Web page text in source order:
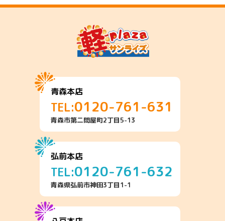
青森本店
TEL:0120-761-631
青森市第二問屋町2丁目5-13
弘前本店
TEL:0120-761-632
青森県弘前市神田3丁目1-1